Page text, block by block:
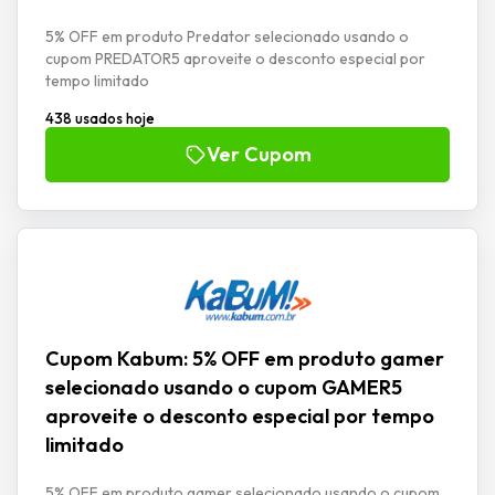
5% OFF em produto Predator selecionado usando o
cupom PREDATOR5 aproveite o desconto especial por
tempo limitado
438 usados hoje
Ver Cupom
Cupom Kabum: 5% OFF em produto gamer
selecionado usando o cupom GAMER5
aproveite o desconto especial por tempo
limitado